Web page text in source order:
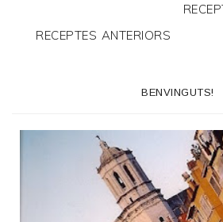
RECEPTES ANTERIORS
BENVINGUTS!